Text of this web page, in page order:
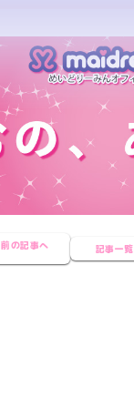
前の記事へ 記事一覧